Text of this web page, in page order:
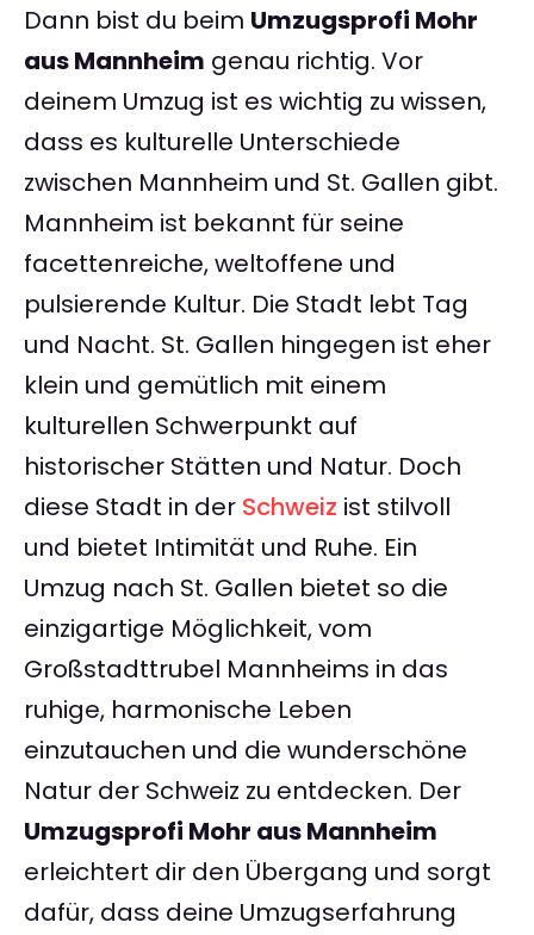
Dann bist du beim Umzugsprofi Mohr
aus Mannheim genau richtig. Vor
deinem Umzug ist es wichtig zu wissen,
dass es kulturelle Unterschiede
zwischen Mannheim und St. Gallen gibt.
Mannheim ist bekannt für seine
facettenreiche, weltoffene und
pulsierende Kultur. Die Stadt lebt Tag
und Nacht. St. Gallen hingegen ist eher
klein und gemütlich mit einem
kulturellen Schwerpunkt auf
historischer Stätten und Natur. Doch
diese Stadt in der Schweiz ist stilvoll
und bietet Intimität und Ruhe. Ein
Umzug nach St. Gallen bietet so die
einzigartige Möglichkeit, vom
Großstadttrubel Mannheims in das
ruhige, harmonische Leben
einzutauchen und die wunderschöne
Natur der Schweiz zu entdecken. Der
Umzugsprofi Mohr aus Mannheim
erleichtert dir den Übergang und sorgt
dafür, dass deine Umzugserfahrung